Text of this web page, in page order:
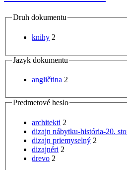
Druh dokumentu
knihy 2
Jazyk dokumentu
angličtina 2
Predmetové heslo
architekti 2
dizajn nábytku-história-20.
dizajn priemyselný 2
dizajnéri 2
drevo 2